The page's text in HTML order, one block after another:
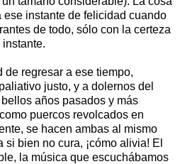
ese instante de felicidad cuando
de todo, sólo con la certeza
regresar a ese tiempo,
justo, y a dolernos del
años pasados y más
puercos revolcados en
se hacen ambas al mismo
bien no cura, ¡cómo alivia! El
la música que escuchábamos